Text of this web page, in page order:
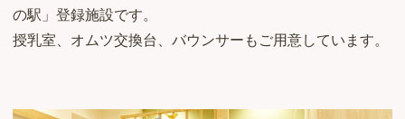
の駅」登録施設です。
授乳室、オムツ交換台、バウンサーもご用意しています。